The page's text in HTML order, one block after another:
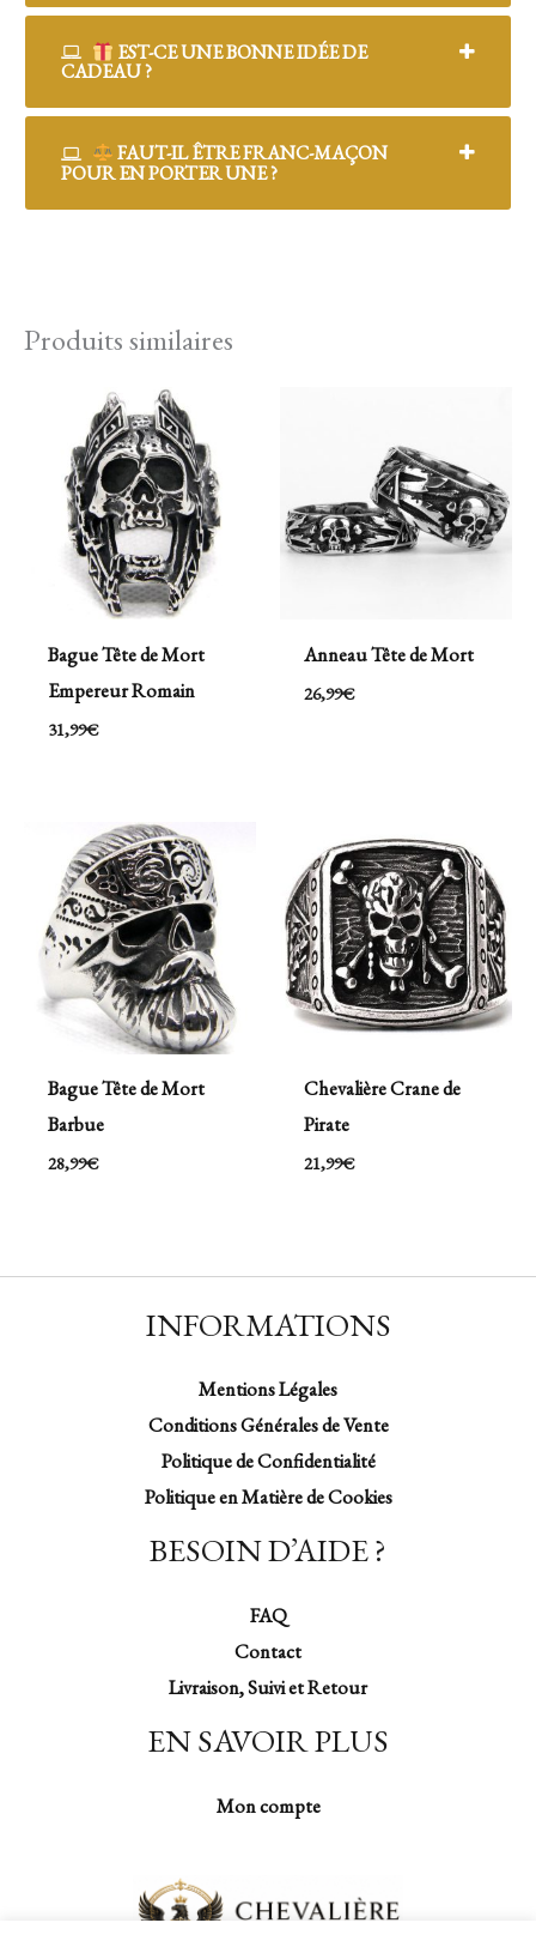
EST-CE UNE BONNE IDÉE DE
CADEAU ?
FAUT-IL ÊTRE FRANC-MAÇON
POUR EN PORTER UNE ?
Produits similaires
Bague Tête de Mort
Empereur Romain
31,99€
Anneau Tête de Mort
26,99€
Bague Tête de Mort
Barbue
28,99€
Chevalière Crane de
Pirate
21,99€
INFORMATIONS
Mentions Légales
Conditions Générales de Vente
Politique de Confidentialité
Politique en Matière de Cookies
BESOIN D’AIDE ?
FAQ
Contact
Livraison, Suivi et Retour
EN SAVOIR PLUS
Mon compte